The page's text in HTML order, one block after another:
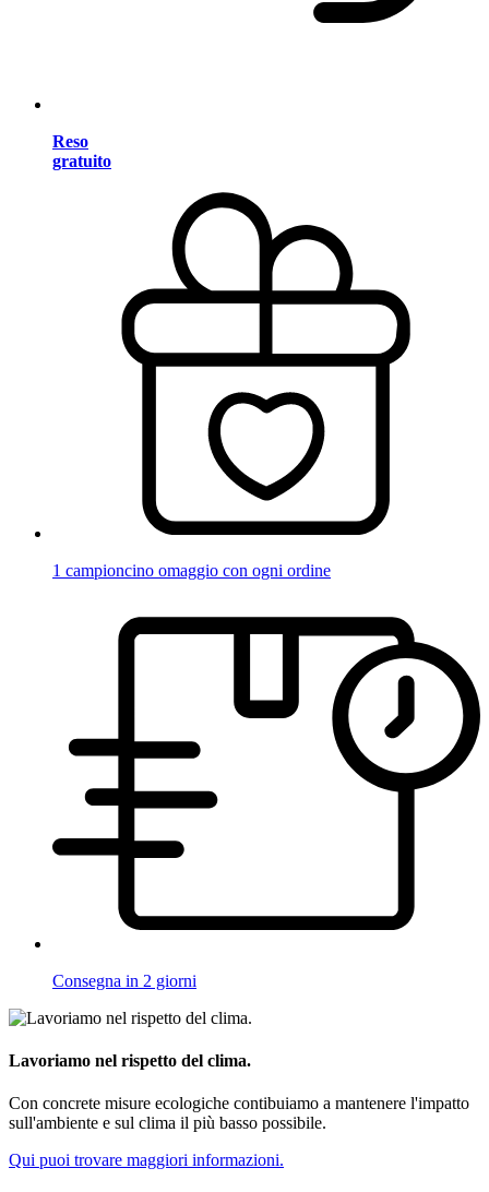
Reso
gratuito
1 campioncino omaggio con ogni ordine
Consegna in 2 giorni
Lavoriamo nel rispetto del clima.
Con concrete misure ecologiche contibuiamo a mantenere l'impatto
sull'ambiente e sul clima il più basso possibile.
Qui puoi trovare maggiori informazioni.